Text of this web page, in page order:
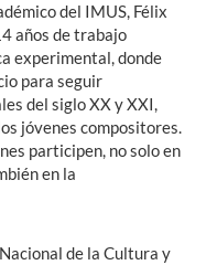
del IMUS, Félix
años de trabajo
experimental, donde
para seguir
del siglo XX y XXI,
jóvenes compositores.
participen, no solo en
en la
de la Cultura y